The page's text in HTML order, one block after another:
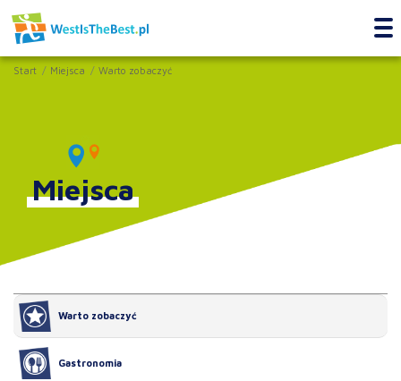
Start Miejsca Warto zobaczyć
Miejsca
Warto zobaczyć
Gastronomia